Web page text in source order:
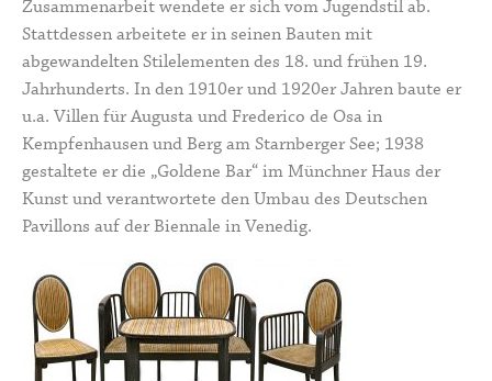
Zusammenarbeit wendete er sich vom Jugendstil ab.
Stattdessen arbeitete er in seinen Bauten mit
abgewandelten Stilelementen des 18. und frühen 19.
Jahrhunderts. In den 1910er und 1920er Jahren baute er
u.a. Villen für Augusta und Frederico de Osa in
Kempfenhausen und Berg am Starnberger See; 1938
gestaltete er die „Goldene Bar“im Münchner Haus der
Kunst und verantwortete den Umbau des Deutschen
Pavillons auf der Biennale in Venedig.